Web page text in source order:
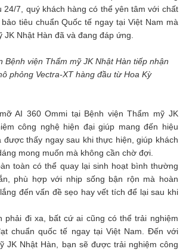
24/7, quý khách hàng có thể yên tâm với chất
tiêu chuẩn Quốc tế ngay tại Việt Nam mà
JK Nhật Hàn đã và đang đáp ứng.
Bệnh viện Thẩm mỹ JK Nhật Hàn tiếp nhận
phỏng Vectra-XThàng đầu từ Hoa Kỳ
AI 360 Ommi tại Bệnh viện Thẩm mỹ JK
công nghệ hiện đại giúp mang đến hiệu
được thấy ngay sau khi thực hiện, giúp khách
mong muốn mà không cần chờ đợi.
toàn có thể quay lại sinh hoạt bình thường
phù hợp với nhịp sống bận rộn mà hoàn
đến vấn đề sẹo hay vết tích để lại sau khi
phải đi xa, bất cứ ai cũng có thể trải nghiệm
chuẩn quốc tế ngay tại Việt Nam. Đến với
JK Nhật Hàn, bạn sẽ được trải nghiệm công